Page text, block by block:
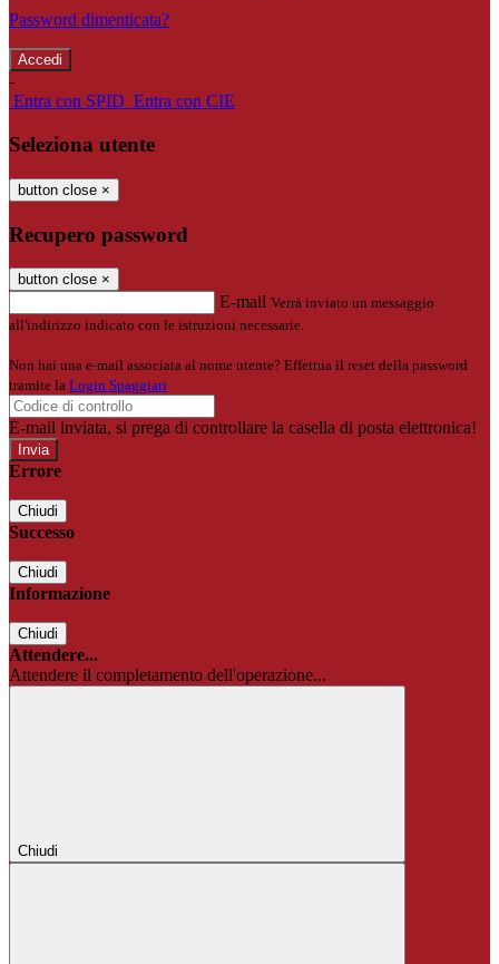
Password dimenticata?
-
Entra con SPID Entra con CIE
Seleziona utente
button close ×
Recupero password
button close ×
E-mail Verrà inviato un messaggio
all'indirizzo indicato con le istruzioni necessarie.
Non hai una e-mail associata al nome utente? Effettua il reset della password
tramite la Login Spaggiari
E-mail inviata, si prega di controllare la casella di posta elettronica!
Errore
Chiudi
Successo
Chiudi
Informazione
Chiudi
Attendere...
Attendere il completamento dell'operazione...
Chiudi